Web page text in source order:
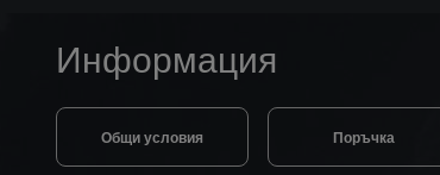
Информация
Общи условия Поръчка